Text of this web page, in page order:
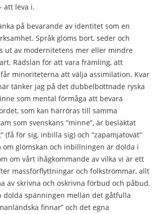
att leva i.
på bevarande av identitet som en
Språk glöms bort, seder och
ut av modernitetens mer eller mindre
Rädslan för att vara främling, att
minoriteterna att välja assimilation. Kvar
tänker jag på det dubbelbottnade ryska
som mental förmåga att bevara
som kan härröras till samma
som svenskans ”minne”, är besläktat
(få för sig, inbilla sig) och ”zapamjatovat”
om glömskan och inbillningen är dolda i
om vårt ihågkommande av vilka vi är ett
massförflyttningar och folkströmmar, allt
av skrivna och oskrivna förbud och påbud.
dolda spänningen mellan det gåtfulla
finnar” och det egna